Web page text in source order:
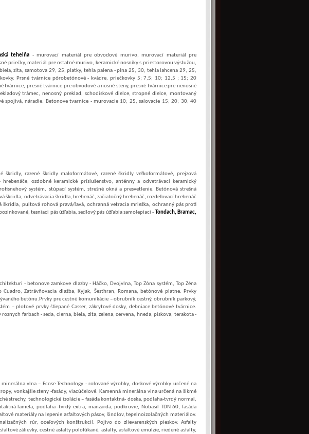
tehelňa - murovací materiál pre obvodové murivo, murovací materiál pre
priečky, materiál pre ostatné murivo, keramické nosníky s priestorovou výstužou,
zlta, samotova 29, 25, platky, tehla palena - plna 25, 30, tehla lahcena 29, 25,
Prsné tvárnice pórobetónové - kvádre, priečkovky 5; 7,5; 10; 12,5 ; 15; 20
tvárnice, presné tvárnice pre obvodové a nosné steny, presné tvárnice pre nenosné
trámec, nenosný preklad, schodiskové dielce, stropné dielce, montovaný
spojivá, náradie. Betonove tvarnice - murovacie 10; 25, salovacie 15; 20; 30; 40
škridly, razené škridly maloformátové, razené škridly veľkoformátové, prejzová
ozdobné keramické príslušenstvo, anténny a odvetrávací keramický
systém, stúpací systém, strešné okná a presvetlenie. Betónová strešná
škridla, odvetrávacia škridla, hrebenáč, začiatočný hrebenáč, rozdeľovací hrebenáč
škridla, pultová rohová pravá/ľavá, ochranná vetracia mriežka, ochranný pás proti
tesniaci pás úžľabia, sedlový pás úžľabia samolepiaci - Tondach, Bramac,
- betonove zamkove dlazby - Háčko, Dvojvlna, Top Zóna systém, Top Zéna
Zatrávňovacia dlažba, Kyjak, Šesťhran, Romana, betónové platne. Prvky
betónu.Prvky pre cestné komunikácie – obrubník cestný, obrubník parkový,
– plotové prvky štiepané Casser, zákrytové dosky, debniace betónové tvárnice.
farbach - seda, cierna, biela, zlta, zelena, cervena, hneda, piskova, terakota -
minerálna vlna – Ecose Technology - rolované výrobky, doskové výrobky určené na
vonkajšie steny -fasády, viacúčelové. Kamenná minerálna vlna určená na šikmé
strechy, technologické izolácie – fasáda kontaktná- doska, podlaha-tvrdý normal,
lamela, podlaha -tvrdý extra, manzarda, podkrovie, Nobasil TDN 60, fasáda
materiály na lepenie asfaltových pásov, šindlov, tepelnoizolačných materiálov.
rúr, oceľových konštrukcií. Pojivo do zlievarenských pieskov. Asfalty
zálievky, cestné asfalty polofúkané, asfalty, asfaltové emulzie, riedené asfalty,